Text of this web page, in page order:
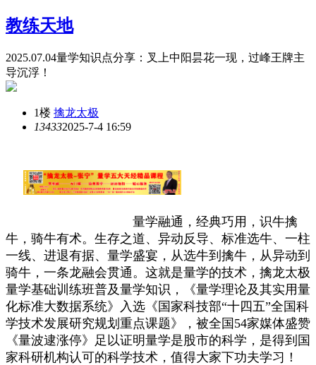
教练天地
2025.07.04量学知识点分享：叉上中阳昙花一现，过峰王牌主
导沉浮！
1楼 擒龙太极
134332025-7-4 16:59
量学融通，经典巧用，识牛擒
牛，骑牛有术。生存之道、异动反导、标准选牛、一柱
一线、进退有据、量学盛宴，从选牛到擒牛，从异动到
骑牛，一条龙融会贯通。这就是量学的技术，擒龙太极
量学基础训练班普及量学知识，《量学理论及其实用量
化标准大数据系统》入选《国家科技部“十四五”全国科
学技术发展研究规划重点课题》，被全国54家媒体盛赞
《量波逮涨停》足以证明量学是股市的科学，是得到国
家科研机构认可的科学技术，值得大家下功夫学习！